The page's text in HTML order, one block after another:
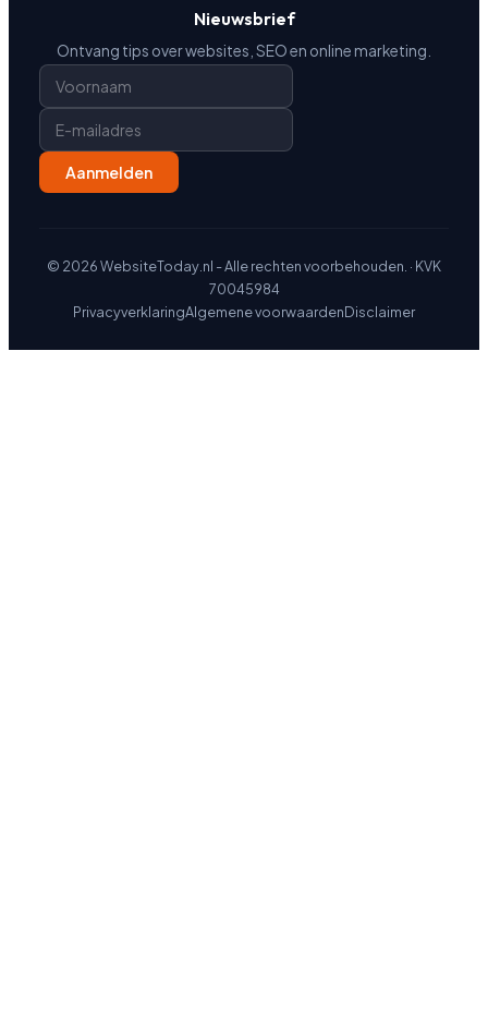
Nieuwsbrief
Ontvang tips over websites, SEO en online marketing.
Aanmelden
© 2026 WebsiteToday.nl - Alle rechten voorbehouden. · KVK
70045984
PrivacyverklaringAlgemene voorwaardenDisclaimer